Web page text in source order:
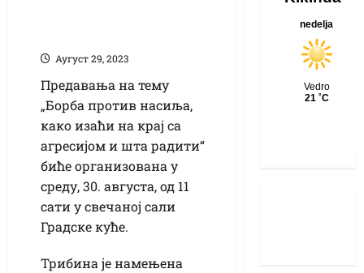
Аугуст 29, 2023
Предавања на тему
„Борба против насиља,
како изаћи на крај са
агресијом и шта радити“
биће организована у
среду, 30. августа, од 11
сати у свечаној сали
Градске куће.
Трибина је намењена